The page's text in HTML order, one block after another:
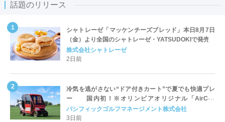
話題のリリース
シャトレーゼ「マッケンチーズブレッド」本日8月7日
（金）より全国のシャトレーゼ・YATSUDOKIで発売
株式会社シャトレーゼ
2日前
冷気を逃がさない“ドア付きカート”で夏でも快適プレ
ー 国内初！※オリンピアオリジナル「AirCon
Cart（エアコンカート）」導入 | ＰＧＭ
パシフィックゴルフマネージメント株式会社
3日前